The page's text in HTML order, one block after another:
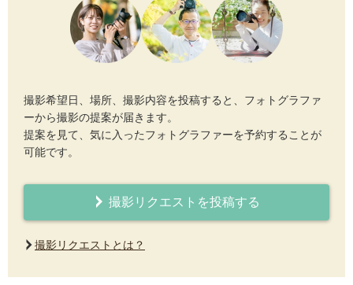
撮影希望日、場所、撮影内容を投稿すると、フォトグラファ
ーから撮影の提案が届きます。
提案を見て、気に入ったフォトグラファーを予約することが
可能です。
撮影リクエストを投稿する
撮影リクエストとは？